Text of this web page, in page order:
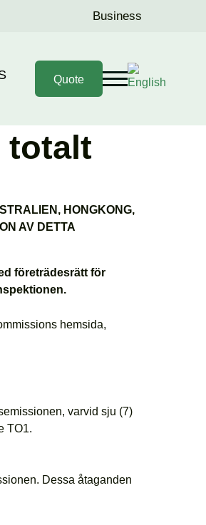
Business
Quote
den
totalt
HONGKONG,
AV DETTA
företrädesrätt för
hemsida,
varvid sju (7)
TO1.
Dessa åtaganden